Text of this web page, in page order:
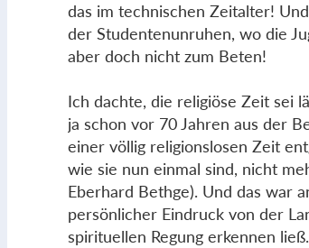
das im technischen Zeitalter!
der Studentenunruhen, wo die
aber doch nicht zum Beten!
Ich dachte, die religiöse Zeit sei
ja schon vor 70 Jahren aus der
einer völlig religionslosen Zeit
wie sie nun einmal sind, nicht
Eberhard Bethge). Und das war
persönlicher Eindruck von der
spirituellen Regung erkennen